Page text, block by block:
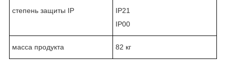
степень защиты IP
IP21
IP00
масса продукта 82 кг